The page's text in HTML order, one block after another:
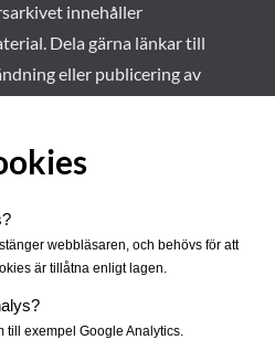
innehåller
Dela gärna länkar till
eller publicering av
?
webbläsaren, och behövs för att
är tillåtna enligt lagen.
?
till exempel Google Analytics.